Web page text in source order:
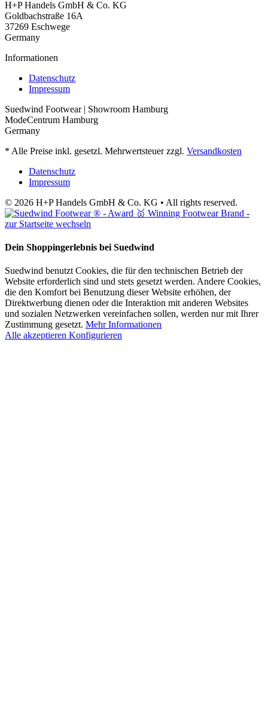
H+P Handels GmbH & Co. KG
Goldbachstraße 16A
37269 Eschwege
Germany
Informationen
Datenschutz
Impressum
Suedwind Footwear | Showroom Hamburg
ModeCentrum Hamburg
Germany
* Alle Preise inkl. gesetzl. Mehrwertsteuer zzgl. Versandkosten
Datenschutz
Impressum
© 2026 H+P Handels GmbH & Co. KG • All rights reserved.
Dein Shoppingerlebnis bei Suedwind
Suedwind benutzt Cookies, die für den technischen Betrieb der
Website erforderlich sind und stets gesetzt werden. Andere Cookies,
die den Komfort bei Benutzung dieser Website erhöhen, der
Direktwerbung dienen oder die Interaktion mit anderen Websites
und sozialen Netzwerken vereinfachen sollen, werden nur mit Ihrer
Zustimmung gesetzt. Mehr Informationen
Alle akzeptieren Konfigurieren